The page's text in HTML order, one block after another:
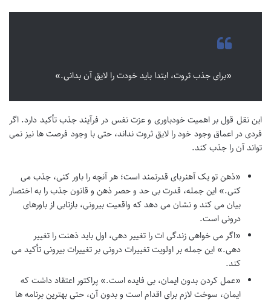
«برای جذب ثروت، ابتدا باید خودت را لایق آن بدانی.»
این نقل قول بر اهمیت خودباوری و عزت نفس در فرآیند جذب تأکید دارد. اگر
فردی در اعماق وجود خود را لایق ثروت نداند، حتی با وجود فرصت ها نیز نمی
تواند آن را جذب کند.
«ذهن تو یک آهنربای قدرتمند است؛ هر آنچه را باور کنی، جذب می
کنی.» این جمله، قدرت بی حد و حصر ذهن و قانون جذب را به اختصار
بیان می کند و نشان می دهد که واقعیت بیرونی، بازتابی از باورهای
درونی است.
«اگر می خواهی زندگی ات را تغییر دهی، اول باید ذهنت را تغییر
دهی.» این جمله بر اولویت تغییرات درونی بر تغییرات بیرونی تأکید می
کند.
«عمل کردن بدون ایمان، بی فایده است.» پراکتور اعتقاد داشت که
ایمان، سوخت لازم برای اقدام است و بدون آن، حتی بهترین برنامه ها